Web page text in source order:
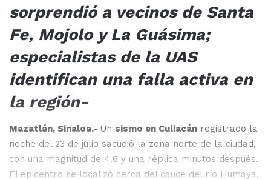
sorprendió a vecinos de Santa
Fe, Mojolo y La Guásima;
especialistas de la UAS
identifican una falla activa en
la región-
Mazatlán, Sinaloa.- Un sismo en Culiacán registrado la
noche del 23 de julio sacudió la zona norte de la ciudad,
con una magnitud de 4.6 y una réplica minutos después.
El epicentro se localizó cerca del cauce del río Humaya,